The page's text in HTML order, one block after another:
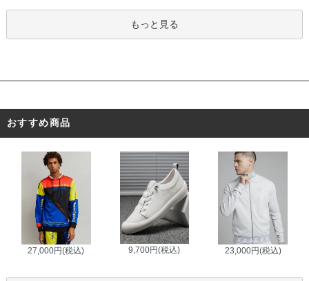
もっと見る
おすすめ商品
27,000円(税込) 9,700円(税込) 23,000円(税込)